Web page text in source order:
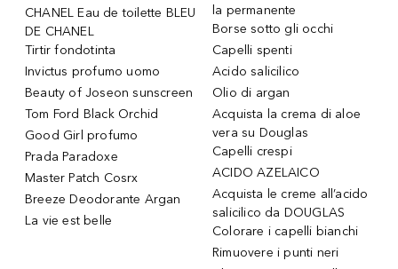
CHANEL Eau de toilette BLEU
DE CHANEL
Tirtir fondotinta
Invictus profumo uomo
Beauty of Joseon sunscreen
Tom Ford Black Orchid
Good Girl profumo
Prada Paradoxe
Master Patch Cosrx
Breeze Deodorante Argan
La vie est belle
la permanente
Borse sotto gli occhi
Capelli spenti
Acido salicilico
Olio di argan
Acquista la crema di aloe
vera su Douglas
Capelli crespi
ACIDO AZELAICO
Acquista le creme all’acido
salicilico da DOUGLAS
Colorare i capelli bianchi
Rimuovere i punti neri